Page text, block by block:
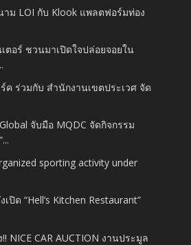
าม LOI กับ Klook แพลตฟอร์มท่อง
เตอร์ ชวนมาเปิดใจปล่อยจอยใน
ค ร่วมกับ สำนักงานเขตประเวศ จัด
จับมือ MQDC จัดกิจกรรม
sporting activity under
ปิด “Hell’s Kitchen Restaurant”
NICE CAR AUCTION งานประมูล